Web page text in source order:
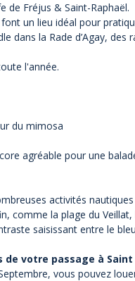
de Fréjus & Saint-Raphaël.
un lieu idéal pour
dans la Rade d’Agay, des
l'année.
du mimosa
agréable pour une
activités nautiques
comme la plage du
saisissant entre le
votre passage à Saint
vous pouvez